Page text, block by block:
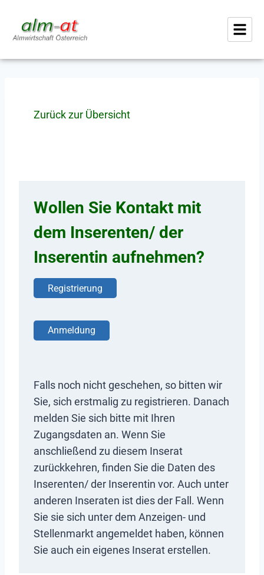
Zurück zur Übersicht
Wollen Sie Kontakt mit
dem Inserenten/ der
Inserentin aufnehmen?
Registrierung
Anmeldung
Falls noch nicht geschehen, so bitten wir
Sie, sich erstmalig zu registrieren. Danach
melden Sie sich bitte mit Ihren
Zugangsdaten an. Wenn Sie
anschließend zu diesem Inserat
zurückkehren, finden Sie die Daten des
Inserenten/ der Inserentin vor. Auch unter
anderen Inseraten ist dies der Fall. Wenn
Sie sie sich unter dem Anzeigen- und
Stellenmarkt angemeldet haben, können
Sie auch ein eigenes Inserat erstellen.